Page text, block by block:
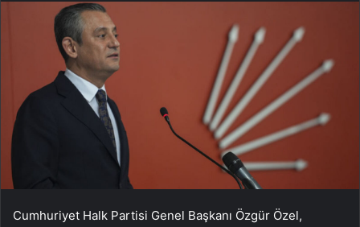
Cumhuriyet Halk Partisi Genel Başkanı Özgür Özel,